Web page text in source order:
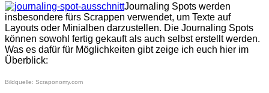
Journaling Spots werden
insbesondere fürs Scrappen verwendet, um Texte auf
Layouts oder Minialben darzustellen. Die Journaling Spots
können sowohl fertig gekauft als auch selbst erstellt werden.
Was es dafür für Möglichkeiten gibt zeige ich euch hier im
Überblick:
Bildquelle: Scraponomy.com